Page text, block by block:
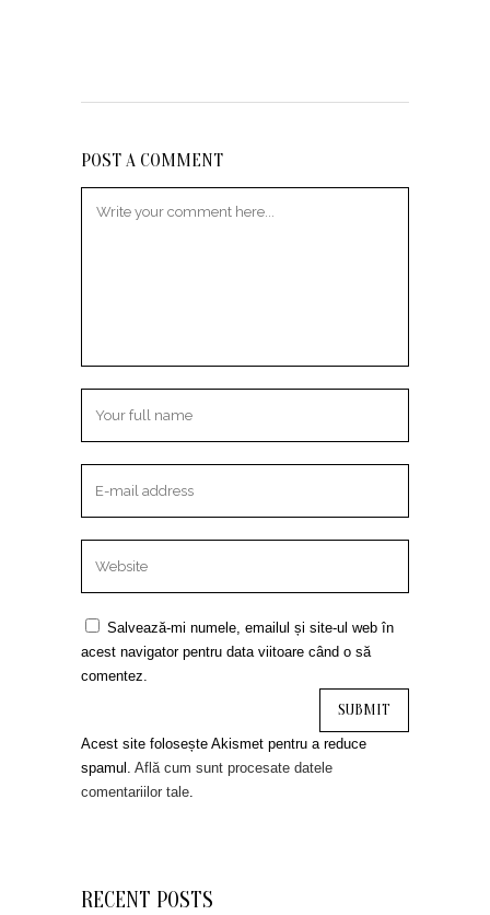
POST A COMMENT
Salvează-mi numele, emailul și site-ul web în
acest navigator pentru data viitoare când o să
comentez.
Acest site folosește Akismet pentru a reduce
spamul. Află cum sunt procesate datele
comentariilor tale.
RECENT POSTS